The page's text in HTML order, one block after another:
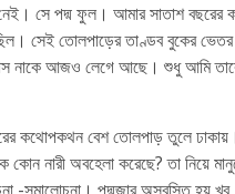
নেই। সে পদ্ম ফুল। আমার সাতাশ বছরের
সেই তোলপাড়ের তাণ্ডব বুকের
নাকে আজও লেগে আছে। শুধু আমি
কথোপকথন বেশ তোলপাড় তুলে
নারী অবহেলা করেছে? তা নিয়ে